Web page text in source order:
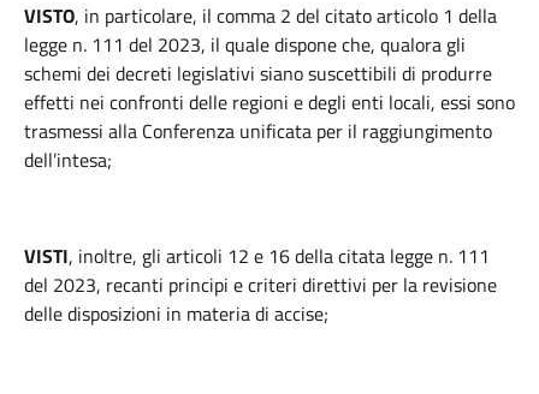
VISTO, in particolare, il comma 2 del citato articolo 1 della
legge n. 111 del 2023, il quale dispone che, qualora gli
schemi dei decreti legislativi siano suscettibili di produrre
effetti nei confronti delle regioni e degli enti locali, essi sono
trasmessi alla Conferenza unificata per il raggiungimento
dell’intesa;
VISTI, inoltre, gli articoli 12 e 16 della citata legge n. 111
del 2023, recanti principi e criteri direttivi per la revisione
delle disposizioni in materia di accise;